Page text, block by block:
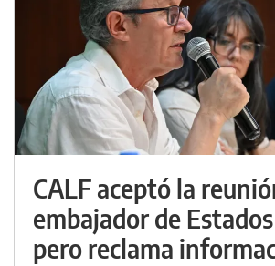
CALF aceptó la
embajador de
pero reclama